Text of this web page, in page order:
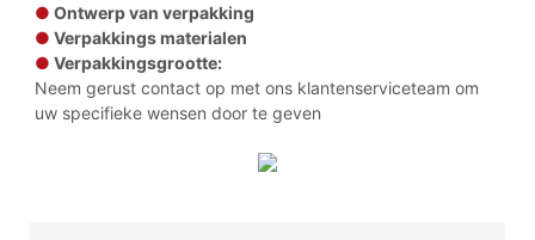
●Ontwerp van verpakking
●Verpakkings materialen
●Verpakkingsgrootte:
Neem gerust contact op met ons klantenserviceteam om
uw specifieke wensen door te geven